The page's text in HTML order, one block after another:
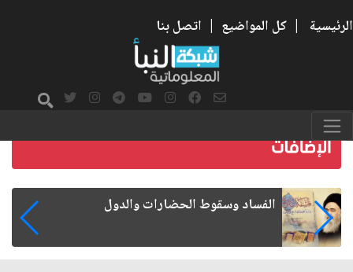
الرئيسية | كل المواضيع | اتصل بنا
رواتب الموظفين على صفيح ساخن